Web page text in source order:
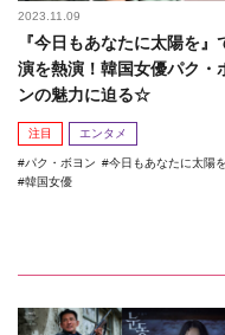
2023.11.09
『今日もあなたに太陽を』
演を熱演！韓国女優パク・
ンの魅力に迫る☆
注目 エンタメ
パク・ボヨン
今日もあなたに太陽を
韓国女優